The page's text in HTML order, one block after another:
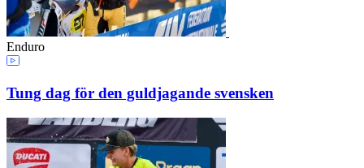
Enduro
Tung dag för den guldjagande svensken